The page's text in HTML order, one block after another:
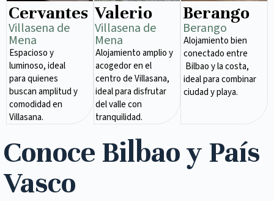
Cervantes
Villasena de
Mena​
Espacioso y
luminoso, ideal
para quienes
buscan amplitud y
comodidad en
Villasana.
Valerio
Villasena de
Mena​
Alojamiento amplio y
acogedor en el
centro de Villasana,
ideal para disfrutar
del valle con
tranquilidad.
Berango
Berango
Alojamiento bien
conectado entre
Bilbao y la costa,
ideal para combinar
ciudad y playa.
Conoce Bilbao y País
Vasco